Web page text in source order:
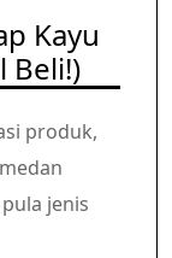
Kayu
Beli!)
produk,
jenis